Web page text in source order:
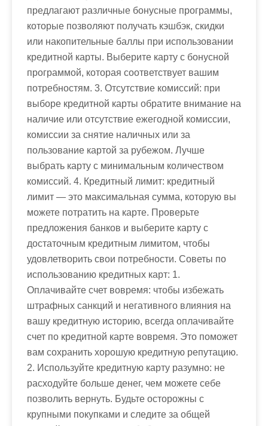
предлагают различные бонусные программы,
которые позволяют получать кэшбэк, скидки
или накопительные баллы при использовании
кредитной карты. Выберите карту с бонусной
программой, которая соответствует вашим
потребностям. 3. Отсутствие комиссий: при
выборе кредитной карты обратите внимание на
наличие или отсутствие ежегодной комиссии,
комиссии за снятие наличных или за
пользование картой за рубежом. Лучше
выбрать карту с минимальным количеством
комиссий. 4. Кредитный лимит: кредитный
лимит — это максимальная сумма, которую вы
можете потратить на карте. Проверьте
предложения банков и выберите карту с
достаточным кредитным лимитом, чтобы
удовлетворить свои потребности. Советы по
использованию кредитных карт: 1.
Оплачивайте счет вовремя: чтобы избежать
штрафных санкций и негативного влияния на
вашу кредитную историю, всегда оплачивайте
счет по кредитной карте вовремя. Это поможет
вам сохранить хорошую кредитную репутацию.
2. Используйте кредитную карту разумно: не
расходуйте больше денег, чем можете себе
позволить вернуть. Будьте осторожны с
крупными покупками и следите за общей